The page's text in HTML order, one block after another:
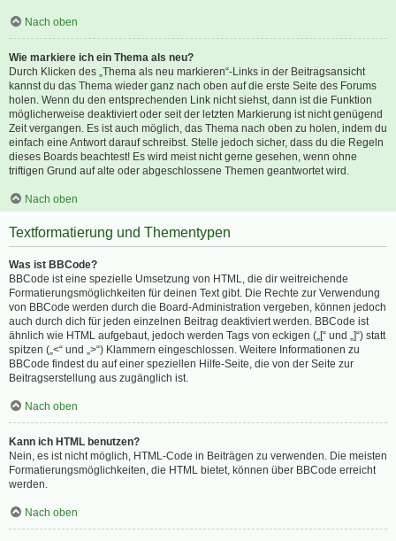
Nach oben
Wie markiere ich ein Thema als neu?
Durch Klicken des „Thema als neu markieren“-Links in der Beitragsansicht
kannst du das Thema wieder ganz nach oben auf die erste Seite des Forums
holen. Wenn du den entsprechenden Link nicht siehst, dann ist die Funktion
möglicherweise deaktiviert oder seit der letzten Markierung ist nicht genügend
Zeit vergangen. Es ist auch möglich, das Thema nach oben zu holen, indem du
einfach eine Antwort darauf schreibst. Stelle jedoch sicher, dass du die Regeln
dieses Boards beachtest! Es wird meist nicht gerne gesehen, wenn ohne
triftigen Grund auf alte oder abgeschlossene Themen geantwortet wird.
Nach oben
Textformatierung und Thementypen
Was ist BBCode?
BBCode ist eine spezielle Umsetzung von HTML, die dir weitreichende
Formatierungsmöglichkeiten für deinen Text gibt. Die Rechte zur Verwendung
von BBCode werden durch die Board-Administration vergeben, können jedoch
auch durch dich für jeden einzelnen Beitrag deaktiviert werden. BBCode ist
ähnlich wie HTML aufgebaut, jedoch werden Tags von eckigen („[“ und „]“) statt
spitzen („<“ und „>“) Klammern eingeschlossen. Weitere Informationen zu
BBCode findest du auf einer speziellen Hilfe-Seite, die von der Seite zur
Beitragserstellung aus zugänglich ist.
Nach oben
Kann ich HTML benutzen?
Nein, es ist nicht möglich, HTML-Code in Beiträgen zu verwenden. Die meisten
Formatierungsmöglichkeiten, die HTML bietet, können über BBCode erreicht
werden.
Nach oben